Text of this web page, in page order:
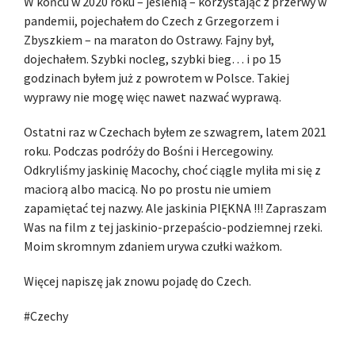
pandemii, pojechałem do Czech z Grzegorzem i
Zbyszkiem – na maraton do Ostrawy. Fajny był,
dojechałem. Szybki nocleg, szybki bieg… i po 15
godzinach byłem już z powrotem w Polsce. Takiej
wyprawy nie mogę więc nawet nazwać wyprawą.
Ostatni raz w Czechach byłem ze szwagrem, latem 2021
roku. Podczas podróży do Bośni i Hercegowiny.
Odkryliśmy jaskinię Macochy, choć ciągle myliła mi się z
maciorą albo macicą. No po prostu nie umiem
zapamiętać tej nazwy. Ale jaskinia PIĘKNA !!! Zapraszam
Was na film z tej jaskinio-przepaścio-podziemnej rzeki.
Moim skromnym zdaniem urywa czułki ważkom.
Więcej napiszę jak znowu pojadę do Czech.
#Czechy